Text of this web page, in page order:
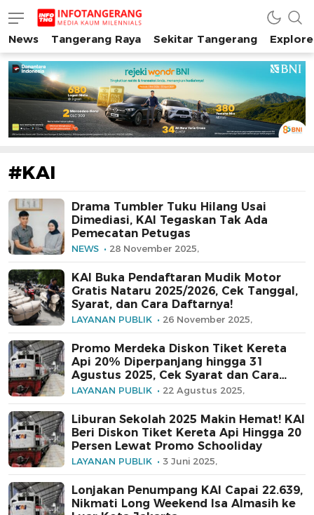
INFO TANGERANG
Media Kaum Millenials Tangerang Raya
News Tangerang Raya Sekitar Tangerang
#KAI
Drama Tumbler Tuku Hilang Usai
Dimediasi, KAI Tegaskan Tak Ada
Pemecatan Petugas
NEWS 28 November 2025,
KAI Buka Pendaftaran Mudik Motor
Gratis Nataru 2025/2026, Cek Tanggal,
Syarat, dan Cara Daftarnya!
LAYANAN PUBLIK 26 November 2025,
Promo Merdeka Diskon Tiket Kereta
Api 20% Diperpanjang hingga 31
Agustus 2025, Cek Syarat dan Cara
Pesannya!
LAYANAN PUBLIK 22 Agustus 2025,
Liburan Sekolah 2025 Makin Hemat! KAI
Beri Diskon Tiket Kereta Api Hingga 20
Persen Lewat Promo Schooliday
LAYANAN PUBLIK 3 Juni 2025,
Lonjakan Penumpang KAI Capai 22.639,
Nikmati Long Weekend Isa Almasih ke